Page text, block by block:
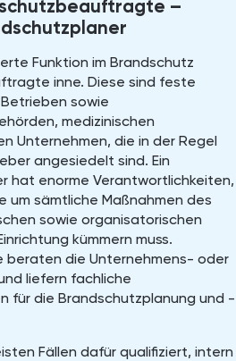
–
Funktion im Brandschutz
inne. Diese sind feste
sowie
medizinischen
Unternehmen, die in der Regel
angesiedelt sind. Ein
hat enorme Verantwortlichkeiten,
um sämtliche Maßnahmen des
sowie organisatorischen
kümmern muss.
die Unternehmens- oder
liefern fachliche
für die Brandschutzplanung und -
Fällen dafür qualifiziert, intern